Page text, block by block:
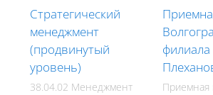
Стратегический
менеджмент
(продвинутый
уровень)
38.04.02 Менеджмент Приемная